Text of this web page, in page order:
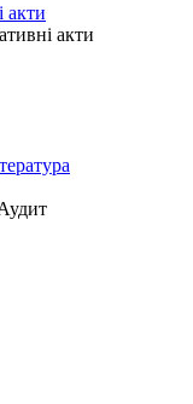
акти
акти